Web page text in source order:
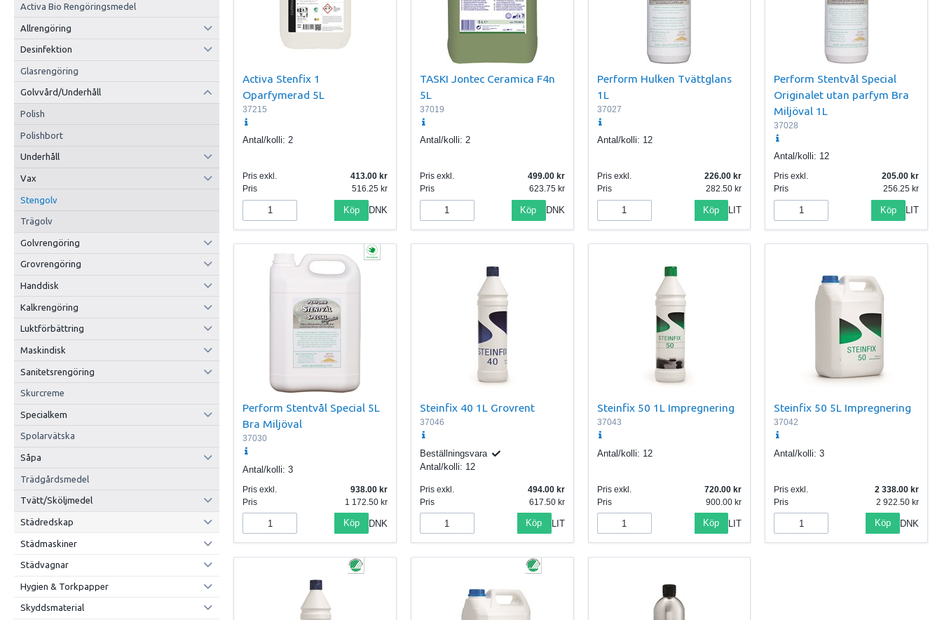
Activa Bio Rengöringsmedel
Allrengöring
Desinfektion
Glasrengöring
Golvvård/Underhåll
Polish
Polishbort
Underhåll
Vax
Stengolv
Trägolv
Golvrengöring
Grovrengöring
Handdisk
Kalkrengöring
Luktförbättring
Maskindisk
Sanitetsrengöring
Skurcreme
Specialkem
Spolarvätska
Såpa
Trädgårdsmedel
Tvätt/Sköljmedel
Städredskap
Städmaskiner
Städvagnar
Hygien & Torkpapper
Skyddsmaterial
Activa Stenfix 1
Oparfymerad 5L
37215
Antal/kolli:2
Pris exkl.
413.00
Pris
516.25
Köp DNK
TASKI Jontec Ceramica F4n
5L
37019
Antal/kolli: 2
Pris exkl.
499.00
Pris
623.75
Köp DNK
Perform Hulken Tvättglans
1L
37027
Antal/kolli: 12
Pris exkl.
226.00
Pris
282.50
Köp LIT
Perform Stentvål Special
Originalet utan parfym Bra
Miljöval 1L
37028
Antal/kolli: 12
Pris exkl.
205.00
Pris
256.25
Köp LIT
Perform Stentvål Special 5L
Bra Miljöval
37030
Antal/kolli:3
Pris exkl.
938.00
Pris
1 172.50
Köp DNK
Steinfix 40 1L Grovrent
37046
Beställningsvara
Antal/kolli: 12
Pris exkl.
494.00
Pris
617.50
Köp LIT
Steinfix 50 1L Impregnering
37043
Antal/kolli: 12
Pris exkl.
720.00
Pris
900.00
Köp LIT
Steinfix 50 5L Impregnering
37042
Antal/kolli:3
Pris exkl.
2 338.00
Pris
2 922.50
Köp DNK